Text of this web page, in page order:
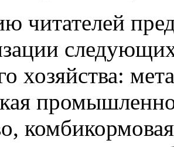
читателей
хозяйства: